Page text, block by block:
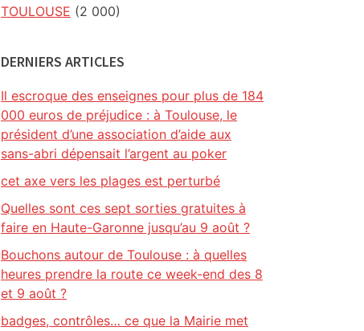
TOULOUSE (2 000)
DERNIERS ARTICLES
Il escroque des enseignes pour plus de 184
000 euros de préjudice : à Toulouse, le
président d’une association d’aide aux
sans-abri dépensait l’argent au poker
cet axe vers les plages est perturbé
Quelles sont ces sept sorties gratuites à
faire en Haute-Garonne jusqu’au 9 août ?
Bouchons autour de Toulouse : à quelles
heures prendre la route ce week-end des 8
et 9 août ?
badges, contrôles… ce que la Mairie met